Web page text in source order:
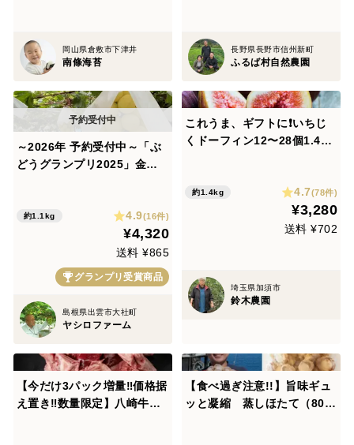
岡山県倉敷市下津井
南條海苔
長野県長野市信州新町
ふるば村自然農園
～2026年 予約受付中～「ぶ
どうグランプリ2025」金賞
～1.2kg
約1.1kg 4.9(16件)
¥4,320
送料 ¥865
グランプリ受賞商品
島根県出雲市大社町
ヤシロファーム
これうま、ギフトに❗️いちじ
くドーフィン12〜28個1.4〜
約1.4kg 4.7(78件)
¥3,280
送料 ¥702
埼玉県加須市
鈴木農園
【今だけ3パック増量‼価格据
え置き‼︎数量限定】八崎牛牛
【食べ過ぎ注意!!】旨味ギュ
ッと凝縮 蒸しほたて（80~